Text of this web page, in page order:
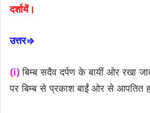
दर्शायें।
उत्तर⇒
(i) बिम्ब सदैव दर्पण के बायीं ओर रखा
पर बिम्ब से प्रकाश बाईं ओर से आपतित